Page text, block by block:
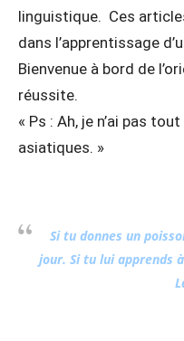
linguistique. Ces
dans l’apprentissage
Bienvenue à bord de
réussite.
« Ps : Ah, je n’ai pas
asiatiques. »
Si tu donnes un
jour. Si tu lui apprends